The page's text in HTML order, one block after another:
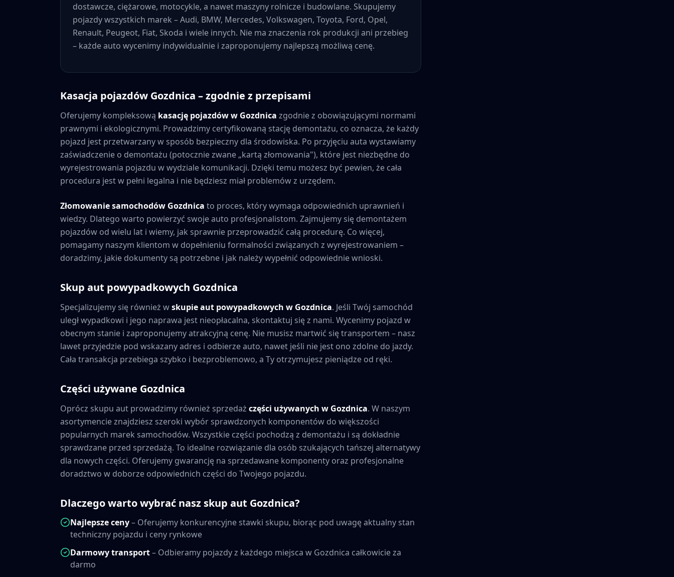
dostawcze, ciężarowe, motocykle, a nawet maszyny rolnicze i budowlane. Skupujemy
pojazdy wszystkich marek – Audi, BMW, Mercedes, Volkswagen, Toyota, Ford, Opel,
Renault, Peugeot, Fiat, Skoda i wiele innych. Nie ma znaczenia rok produkcji ani przebieg
– każde auto wycenimy indywidualnie i zaproponujemy najlepszą możliwą cenę.
Kasacja pojazdów Gozdnica – zgodnie z przepisami
Oferujemy kompleksową kasację pojazdów w Gozdnica zgodnie z obowiązującymi normami
prawnymi i ekologicznymi. Prowadzimy certyfikowaną stację demontażu, co oznacza, że każdy
pojazd jest przetwarzany w sposób bezpieczny dla środowiska. Po przyjęciu auta wystawiamy
zaświadczenie o demontażu (potocznie zwane „kartą złomowania"), które jest niezbędne do
wyrejestrowania pojazdu w wydziale komunikacji. Dzięki temu możesz być pewien, że cała
procedura jest w pełni legalna i nie będziesz miał problemów z urzędem.
Złomowanie samochodów Gozdnica to proces, który wymaga odpowiednich uprawnień i
wiedzy. Dlatego warto powierzyć swoje auto profesjonalistom. Zajmujemy się demontażem
pojazdów od wielu lat i wiemy, jak sprawnie przeprowadzić całą procedurę. Co więcej,
pomagamy naszym klientom w dopełnieniu formalności związanych z wyrejestrowaniem –
doradzimy, jakie dokumenty są potrzebne i jak należy wypełnić odpowiednie wnioski.
Skup aut powypadkowych Gozdnica
Specjalizujemy się również wskupie aut powypadkowych w Gozdnica. Jeśli Twój samochód
uległ wypadkowi i jego naprawa jest nieopłacalna, skontaktuj się z nami. Wycenimy pojazd w
obecnym stanie i zaproponujemy atrakcyjną cenę. Nie musisz martwić się transportem – nasz
lawet przyjedzie pod wskazany adres i odbierze auto, nawet jeśli nie jest ono zdolne do jazdy.
Cała transakcja przebiega szybko i bezproblemowo, a Ty otrzymujesz pieniądze od ręki.
Części używane Gozdnica
Oprócz skupu aut prowadzimy również sprzedaż części używanych w Gozdnica. W naszym
asortymencie znajdziesz szeroki wybór sprawdzonych komponentów do większości
popularnych marek samochodów. Wszystkie części pochodzą z demontażu i są dokładnie
sprawdzane przed sprzedażą. To idealne rozwiązanie dla osób szukających tańszej alternatywy
dla nowych części. Oferujemy gwarancję na sprzedawane komponenty oraz profesjonalne
doradztwo w doborze odpowiednich części do Twojego pojazdu.
Dlaczego warto wybrać nasz skup aut Gozdnica?
Najlepsze ceny– Oferujemy konkurencyjne stawki skupu, biorąc pod uwagę aktualny stan
techniczny pojazdu i ceny rynkowe
Darmowy transport– Odbieramy pojazdy z każdego miejsca w Gozdnica całkowicie za
darmo